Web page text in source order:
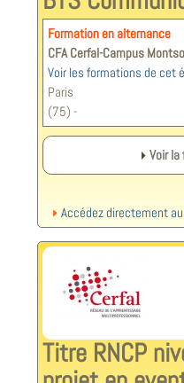
Formation en alternance
CFA Cerfal-Campus
Voir les formations de cet
Paris
(75) -
Voir
Accédez directement
Titre RNCP